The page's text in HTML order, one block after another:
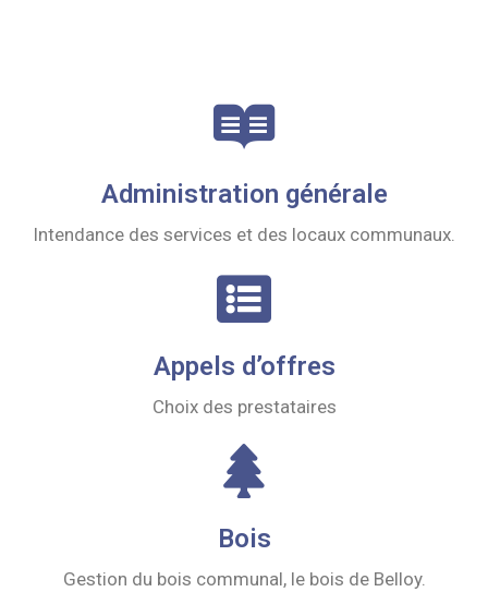
Administration générale
Intendance des services et des locaux communaux.
Appels d’offres
Choix des prestataires
Bois
Gestion du bois communal, le bois de Belloy.